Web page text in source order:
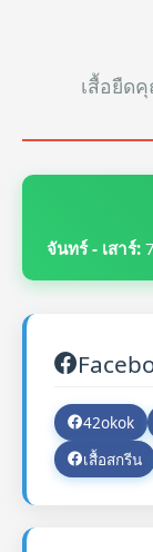
เสื้อยืด
จันทร์ - เสาร์:
42okok
เสื้อสกรีน